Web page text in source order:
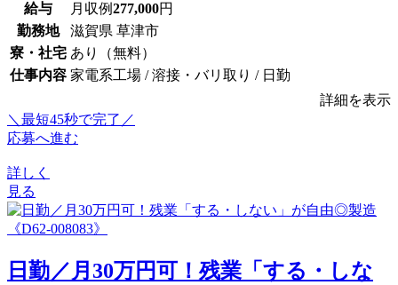
給与 月収例277,000円
勤務地
滋賀県 草津市
寮・社宅 あり（無料）
仕事内容 家電系工場 / 溶接・バリ取り / 日勤
詳細を表示
＼最短45秒で完了／
応募へ進む
詳しく
見る
日勤／月30万円可！残業「する・しな